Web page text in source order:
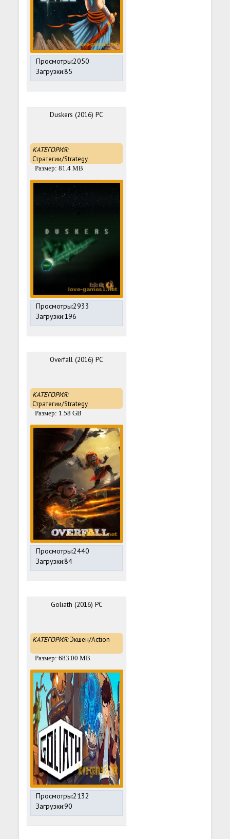
Просмотры:2050
Загрузки:85
Duskers (2016) PC
КАТЕГОРИЯ:
Стратегии/Strategy
Размер: 81.4 MB
Просмотры:2933
Загрузки:196
Overfall (2016) PC
КАТЕГОРИЯ:
Стратегии/Strategy
Размер: 1.58 GB
Просмотры:2440
Загрузки:84
Goliath (2016) PC
КАТЕГОРИЯ:Экшен/Action
Размер: 683.00 MB
Просмотры:2132
Загрузки:90